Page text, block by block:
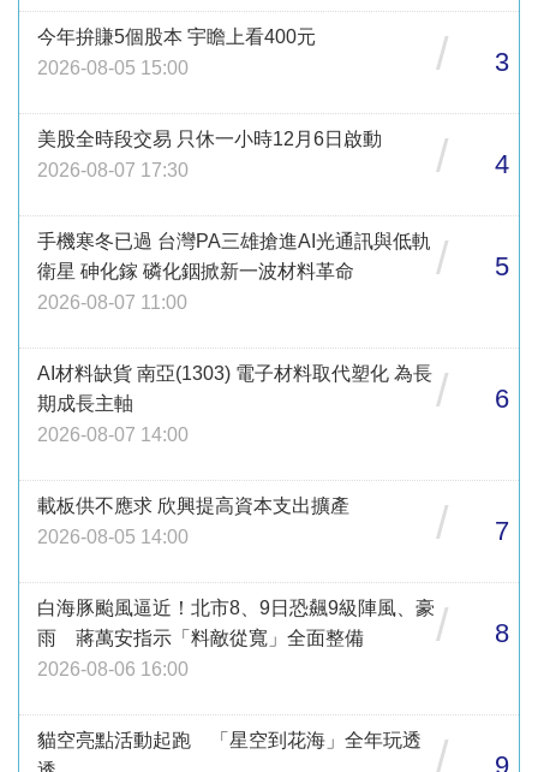
今年拚賺5個股本 宇瞻上看400元
2026-08-05 15:00
/ 3
美股全時段交易 只休一小時12月6日啟動
2026-08-07 17:30
/ 4
手機寒冬已過 台灣PA三雄搶進AI光通訊與低軌
衛星 砷化鎵 磷化銦掀新一波材料革命
2026-08-07 11:00
/ 5
AI材料缺貨 南亞(1303) 電子材料取代塑化 為長
期成長主軸
2026-08-07 14:00
/ 6
載板供不應求 欣興提高資本支出擴產
2026-08-05 14:00
/ 7
白海豚颱風逼近！北市8、9日恐飆9級陣風、豪
雨 蔣萬安指示「料敵從寬」全面整備
2026-08-06 16:00
/ 8
貓空亮點活動起跑 「星空到花海」全年玩透
/ 9